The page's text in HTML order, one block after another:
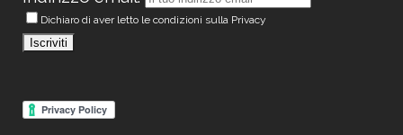
Dichiaro di aver letto le condizioni sulla Privacy